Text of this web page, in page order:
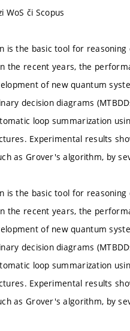
WoS či Scopus
is the basic tool for
the recent years, the
of new quantum
decision diagrams
loop summarization
Experimental results
as Grover's algorithm, by
is the basic tool for
the recent years, the
of new quantum
decision diagrams
loop summarization
Experimental results
as Grover's algorithm, by